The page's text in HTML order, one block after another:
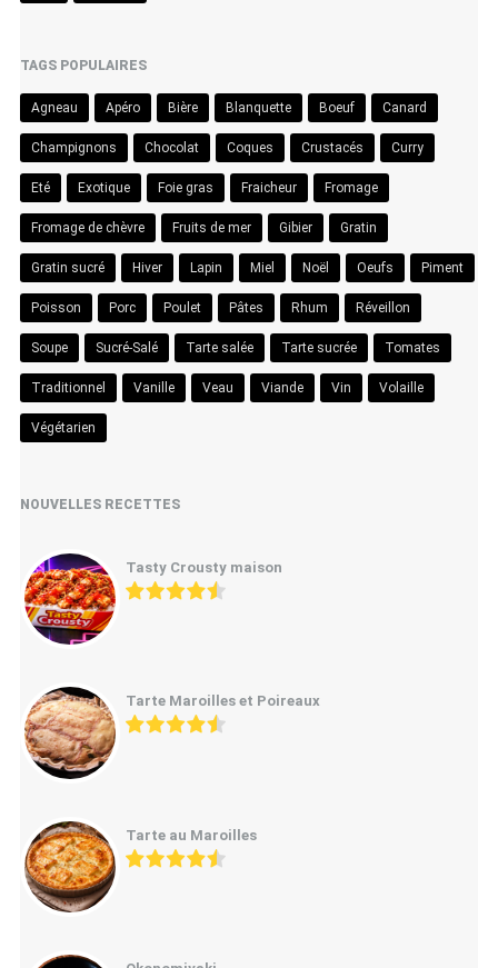
TAGS POPULAIRES
Agneau Apéro Bière Blanquette Boeuf Canard
Champignons Chocolat Coques Crustacés Curry
Eté Exotique Foie gras Fraicheur Fromage
Fromage de chèvre Fruits de mer Gibier Gratin
Gratin sucré Hiver Lapin Miel Noël Oeufs Piment
Poisson Porc Poulet Pâtes Rhum Réveillon
Soupe Sucré-Salé Tarte salée Tarte sucrée Tomates
Traditionnel Vanille Veau Viande Vin Volaille
Végétarien
NOUVELLES RECETTES
Tasty Crousty maison
Tarte Maroilles et Poireaux
Tarte au Maroilles